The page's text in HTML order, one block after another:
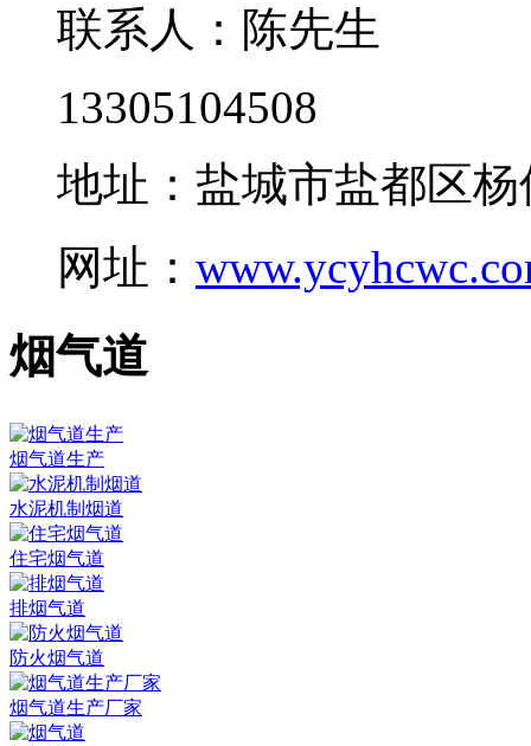
联系人：陈先生
13305104508
地址：盐城市盐都区
网址：
烟气道
烟气道生产
水泥机制烟道
住宅烟气道
排烟气道
防火烟气道
烟气道生产厂家